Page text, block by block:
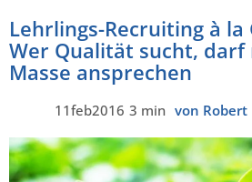
Lehrlings-Recruiting à
Wer Qualität sucht,
Masse ansprechen
11feb2016 3 min von Robert